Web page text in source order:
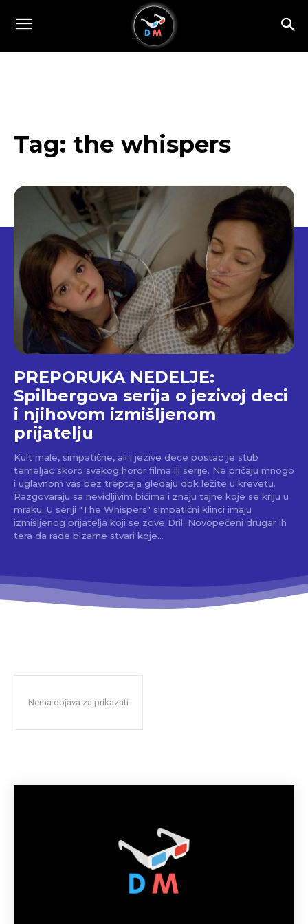
Tag: the whispers
PREPORUKA NEDELJE:
Spilbergova serija o jezivoj deci
i njihovom izmišljenom
prijatelju
Kult male, simpatične, ali i jezive dece postao je stub
temeljac skoro svakog horor filma ili serije. Ne pričaju mnogo
i uglavnom vas bez treptaja gledaju dok ležite u krevetu.
Razgovaraju sa nevidljivim bićima i znaju tajne koje se kriju u
mraku. U seriji "The Whispers" simpatični klinci imaju
izmišljenog prijatelja koji se zove Dril. Novopečeni drugar ih
tera da rade bizarne stvari koje...
Nema objava za prikazati